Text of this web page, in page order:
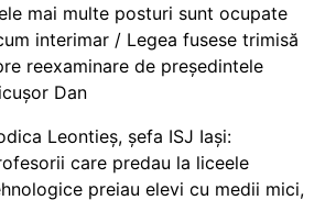
mai multe posturi sunt ocupate
interimar / Legea fusese trimisă
reexaminare de președintele
Dan
Leontieș, șefa ISJ Iași:
care predau la liceele
preiau elevi cu medii mici,